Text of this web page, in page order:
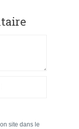
site dans le